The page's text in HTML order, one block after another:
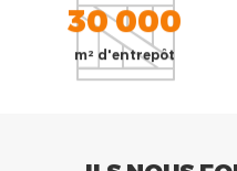
30 000
m² d'entrepôt